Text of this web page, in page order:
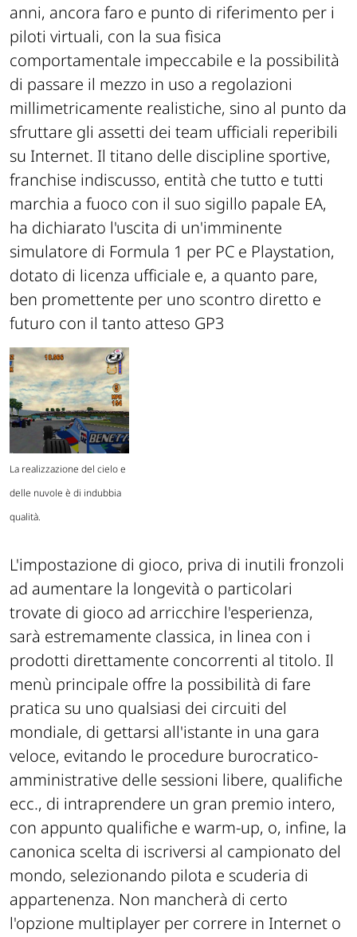
anni, ancora faro e punto di riferimento per i
piloti virtuali, con la sua fisica
comportamentale impeccabile e la possibilità
di passare il mezzo in uso a regolazioni
millimetricamente realistiche, sino al punto da
sfruttare gli assetti dei team ufficiali reperibili
su Internet. Il titano delle discipline sportive,
franchise indiscusso, entità che tutto e tutti
marchia a fuoco con il suo sigillo papale EA,
ha dichiarato l'uscita di un'imminente
simulatore di Formula 1 per PC e Playstation,
dotato di licenza ufficiale e, a quanto pare,
ben promettente per uno scontro diretto e
futuro con il tanto atteso GP3
La realizzazione del cielo e
delle nuvole è di indubbia
qualità.
L'impostazione di gioco, priva di inutili fronzoli
ad aumentare la longevità o particolari
trovate di gioco ad arricchire l'esperienza,
sarà estremamente classica, in linea con i
prodotti direttamente concorrenti al titolo. Il
menù principale offre la possibilità di fare
pratica su uno qualsiasi dei circuiti del
mondiale, di gettarsi all'istante in una gara
veloce, evitando le procedure burocratico-
amministrative delle sessioni libere, qualifiche
ecc., di intraprendere un gran premio intero,
con appunto qualifiche e warm-up, o, infine, la
canonica scelta di iscriversi al campionato del
mondo, selezionando pilota e scuderia di
appartenenza. Non mancherà di certo
l'opzione multiplayer per correre in Internet o